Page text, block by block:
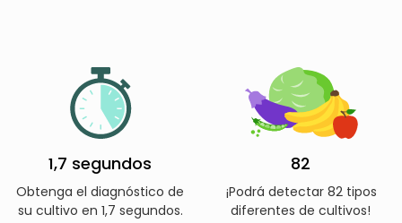
1,7 segundos
Obtenga el diagnóstico de
su cultivo en 1,7 segundos.
82
¡Podrá detectar 82 tipos
diferentes de cultivos!